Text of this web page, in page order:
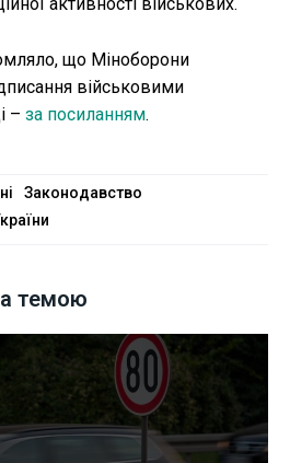
що Міноборони
військовими
– за посиланням.
Законодавство
темою